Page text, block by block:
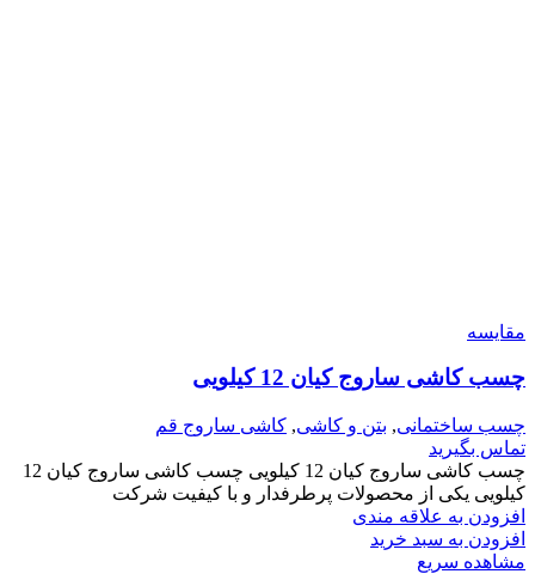
مقایسه
چسب کاشی ساروج کیان 12 کیلویی
چسب ساختمانی, بتن و کاشی, کاشی ساروج قم
تماس بگیرید
چسب کاشی ساروج کیان 12 کیلویی چسب کاشی ساروج کیان 12
کیلویی یکی از محصولات پرطرفدار و با کیفیت شرکت
افزودن به علاقه مندی
افزودن به سبد خرید
مشاهده سریع